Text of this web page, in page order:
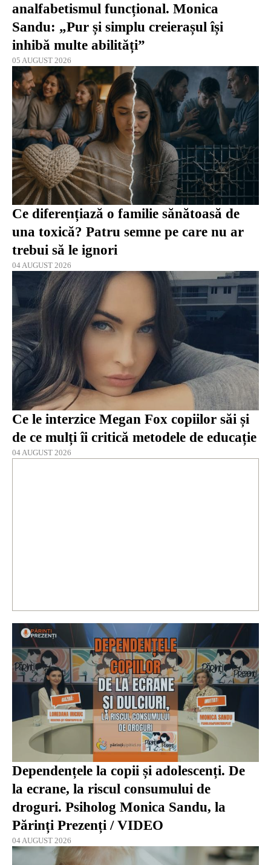
analfabetismul funcțional. Monica
Sandu: „Pur și simplu creierașul își
inhibă multe abilități”
05 AUGUST 2026
Ce diferențiază o familie sănătoasă de
una toxică? Patru semne pe care nu ar
trebui să le ignori
04 AUGUST 2026
Ce le interzice Megan Fox copiilor săi și
de ce mulți îi critică metodele de educație
04 AUGUST 2026
Dependențele la copii și adolescenți. De
la ecrane, la riscul consumului de
droguri. Psiholog Monica Sandu, la
Părinți Prezenți / VIDEO
04 AUGUST 2026